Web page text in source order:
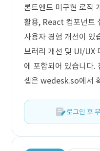
론트엔드 미구현 로직
활용, React 컴포넌트
사용자 경험 개선이 있
브러리 개선 및 UI/UX
에 포함되어 있습니다.
셉은 wedesk.so에서
로그인 후